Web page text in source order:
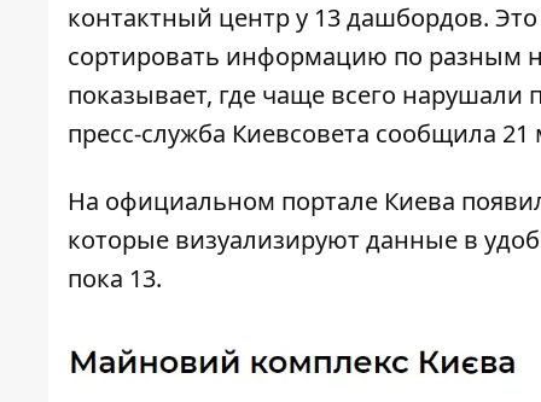
контактный центр у 13 дашбордов.
сортировать информацию по разным
показывает, где чаще всего нарушали
пресс-служба Киевсовета сообщила 21
На официальном портале Киева
которые визуализируют данные в
пока 13.